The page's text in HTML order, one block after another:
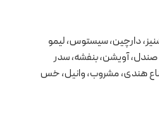
دارچین، سیستوس، لیمو
صندل، آویشن، بنفشه، سدر
هندی، مشروب، وانیل، خس